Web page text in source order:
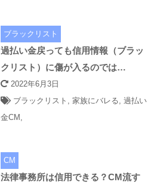
ブラックリスト
過払い金戻っても信用情報（ブラッ
クリスト）に傷が入るのでは…
2022年6月3日
ブラックリスト
,家族にバレる ,過払い
金CM
CM
法律事務所は信用できる？CM流す